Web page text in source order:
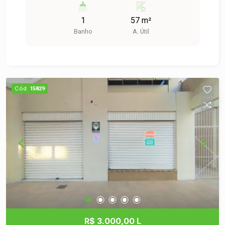
Imóvel: - Tipo: Loja Comercial - Localização:
Bairro Padre Reus, São Leopoldo - Área Útil:
Ambientes bem distribuídos, permitindo a melhor
organização do seu espaço de trabalho. - Acesso
facilitado e estacionamento disponível para
clientes. - Condomínio com segurança e
manutenção, proporcionando tranquilidade para
você e seus clientes. Vantagens: - Localização
estratégica, com fácil acesso a transporte
público e principais vias da cidade. - Proximidade
de outras lojas e serviços, aumentando o
potencial de clientes. - Ambiente acolhedor e
propício para o crescimento do seu negócio. Não
perca a oportunidade de alavancar seu negócio
1
Banho
57 m²
A. Útil
Cód. 15829
R$ 3.000,00 L